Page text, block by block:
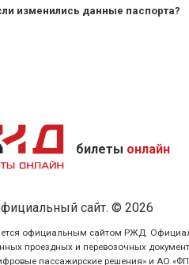
изменились данные паспорта?
билеты онлайн
сайт. © 2026
официальным сайтом РЖД.
проездных и перевозочных
пассажирские решения» и АО